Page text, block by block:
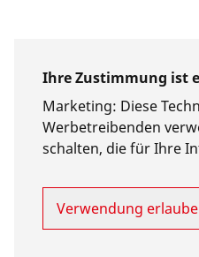
Ihre Zustimmung ist
Marketing: Diese
Werbetreibenden
schalten, die für Ihre
Verwendung